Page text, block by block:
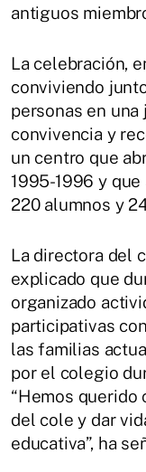
antiguos
La celebración,
conviviendo
personas en una
convivencia y
un centro que
1995-1996 y
220 alumnos y
La directora del
explicado que
organizado
participativas
las familias
por el colegio
“Hemos querido
del cole y dar
educativa”, ha